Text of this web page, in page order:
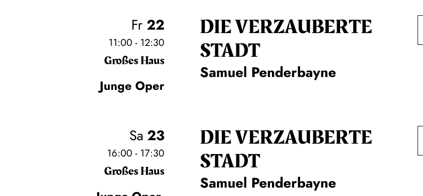
Fr22
11:00 - 12:30
Großes Haus
Junge Oper
DIE VERZAUBERTE
STADT
Samuel Penderbayne
Sa 23
16:00 - 17:30
Großes Haus
DIE VERZAUBERTE
STADT
Samuel Penderbayne